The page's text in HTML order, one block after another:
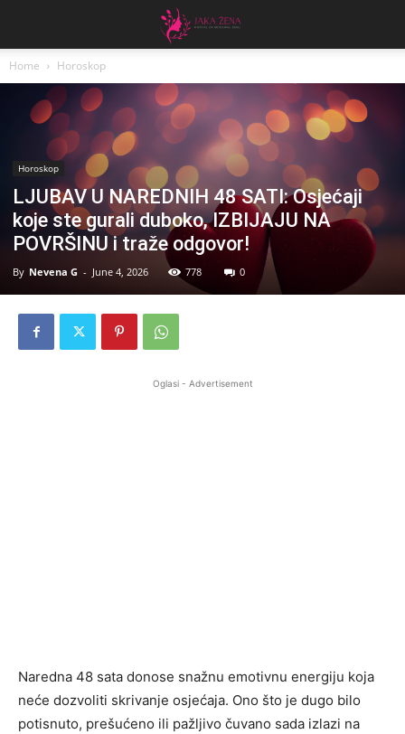
Home Horoskop
Horoskop
LJUBAV U NAREDNIH 48 SATI: Osjećaji
koje ste gurali duboko, IZBIJAJU NA
POVRŠINU i traže odgovor!
By Nevena G - June 4, 2026 778 0
Oglasi - Advertisement
Naredna 48 sata donose snažnu emotivnu energiju koja
neće dozvoliti skrivanje osjećaja. Ono što je dugo bilo
potisnuto, prešućeno ili pažljivo čuvano sada izlazi na